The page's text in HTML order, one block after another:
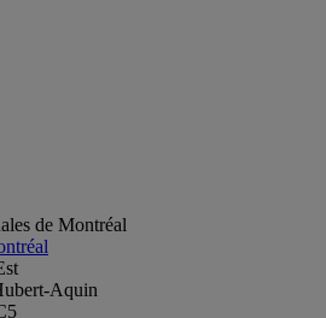
de Montréal
Aquin